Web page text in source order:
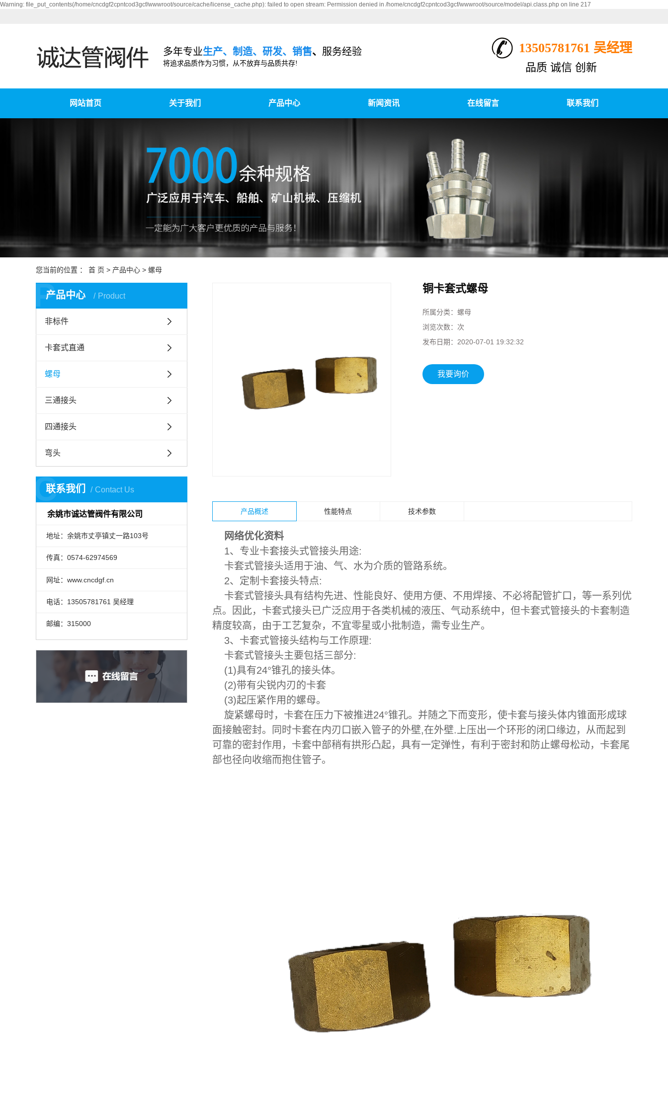
Warning: file_put_contents(/home/cncdgf2cpntcod3gcf/wwwroot/source/cache/license_cache.php): failed to open stream: Permission denied in /home/cncdgf2cpntcod3gcf/wwwroot/source/model/api.class.php on line 217
多年专业生产、制造、研发、销售、 服务经验
将追求品质作为习惯，从不放弃与品质共存!
13505781761 吴经理
品质 诚信 创新
网站首页 关于我们 产品中心 新闻资讯 在线留言 联系我们
您当前的位置 ： 首 页 > 产品中心 > 螺母
产品中心 Product
P
非标件
卡套式直通
螺母
三通接头
四通接头
弯头
联系我们 Contact Us
C
余姚市诚达管阀件有限公司
地址：余姚市丈亭镇丈一路103号
传真：0574-62974569
网址：www.cncdgf.cn
电话：13505781761 吴经理
邮编：315000
铜卡套式螺母
所属分类： 螺母
浏览次数： 次
发布日期： 2020-07-01 19:32:32
我要询价
产品概述 性能特点 技术参数
网络优化资料
1、专业卡套接头式管接头用途:
卡套式管接头适用于油、气、水为介质的管路系统。
2、定制卡套接头特点:
卡套式管接头具有结构先进、性能良好、使用方便、不用焊接、不必将配管扩口，等一系列优
点。因此，卡套式接头已广泛应用于各类机械的液压、气动系统中，但卡套式管接头的卡套制造
精度较高，由于工艺复杂，不宜零星或小批制造，需专业生产。
3、卡套式管接头结构与工作原理:
卡套式管接头主要包括三部分:
(1)具有24°锥孔的接头体。
(2)带有尖锐内刃的卡套
(3)起压紧作用的螺母。
旋紧螺母时，卡套在压力下被推进24°锥孔。并随之下而变形，使卡套与接头体内锥面形成球
面接触密封。同时卡套在内刃口嵌入管子的外壁,在外壁.上压出一个环形的闭口缘边，从而起到
可靠的密封作用，卡套中部稍有拱形凸起，具有一定弹性，有利于密封和防止螺母松动，卡套尾
部也径向收缩而抱住管子。